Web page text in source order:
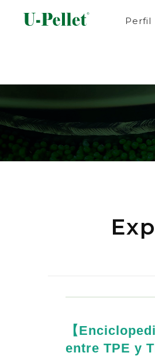
Perfil
【
entre TPE y